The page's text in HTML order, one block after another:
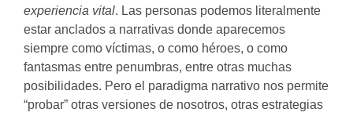
experiencia vital. Las personas podemos literalmente
estar anclados a narrativas donde aparecemos
siempre como víctimas, o como héroes, o como
fantasmas entre penumbras, entre otras muchas
posibilidades. Pero el paradigma narrativo nos permite
“probar” otras versiones de nosotros, otras estrategias